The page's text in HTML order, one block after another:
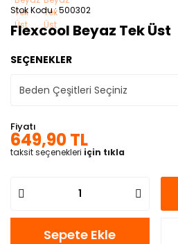
Stok Kodu 500302
Flexcool Beyaz Tek Üst
SEÇENEKLER
Fiyatı
649,90 TL
taksit seçenekleri için tıkla
Sepete Ekle